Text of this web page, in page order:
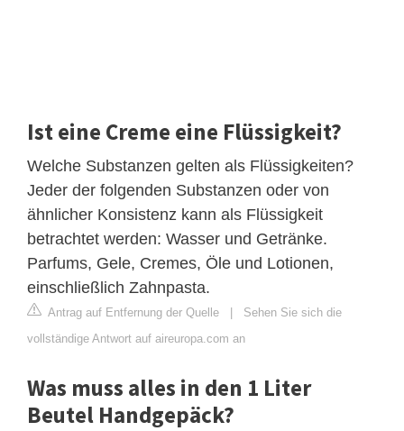
Ist eine Creme eine Flüssigkeit?
Welche Substanzen gelten als Flüssigkeiten?
Jeder der folgenden Substanzen oder von
ähnlicher Konsistenz kann als Flüssigkeit
betrachtet werden: Wasser und Getränke.
Parfums, Gele, Cremes, Öle und Lotionen,
einschließlich Zahnpasta.
Antrag auf Entfernung der Quelle
Sehen Sie sich die
vollständige Antwort auf aireuropa.com an
Was muss alles in den 1 Liter
Beutel Handgepäck?